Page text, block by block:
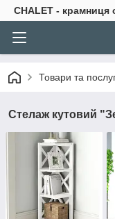
CHALET - крамниця
Товари та
Стелаж кутовий